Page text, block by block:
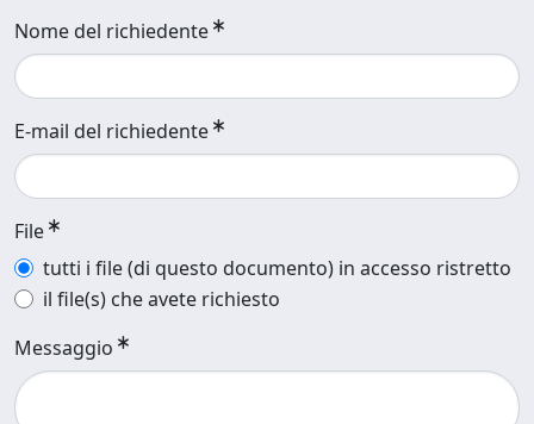
Nome del richiedente
E-mail del richiedente
File
tutti i file (di questo documento) in accesso ristretto
il file(s) che avete richiesto
Messaggio